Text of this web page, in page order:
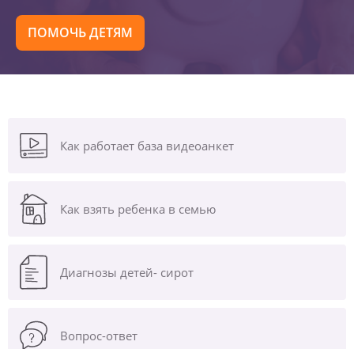
ПОМОЧЬ ДЕТЯМ
Как работает база видеоанкет
Как взять ребенка в семью
Диагнозы детей- сирот
Вопрос-ответ